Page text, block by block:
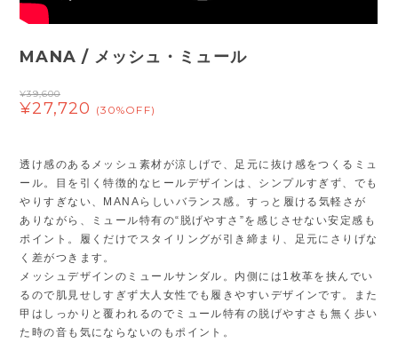
MANA / メッシュ・ミュール
¥39,600
¥27,720 (30%OFF)
透け感のあるメッシュ素材が涼しげで、足元に抜け感をつくるミュ
ール。目を引く特徴的なヒールデザインは、シンプルすぎず、でも
やりすぎない、MANAらしいバランス感。すっと履ける気軽さが
ありながら、ミュール特有の“脱げやすさ”を感じさせない安定感も
ポイント。履くだけでスタイリングが引き締まり、足元にさりげな
く差がつきます。
メッシュデザインのミュールサンダル。内側には1枚革を挟んでい
るので肌見せしすぎず大人女性でも履きやすいデザインです。また
甲はしっかりと覆われるのでミュール特有の脱げやすさも無く歩い
た時の音も気にならないのもポイント。